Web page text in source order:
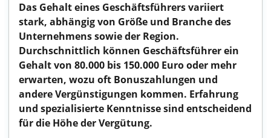
Das Gehalt eines Geschäftsführers variiert
stark, abhängig von Größe und Branche des
Unternehmens sowie der Region.
Durchschnittlich können Geschäftsführer ein
Gehalt von 80.000 bis 150.000 Euro oder mehr
erwarten, wozu oft Bonuszahlungen und
andere Vergünstigungen kommen. Erfahrung
und spezialisierte Kenntnisse sind entscheidend
für die Höhe der Vergütung.